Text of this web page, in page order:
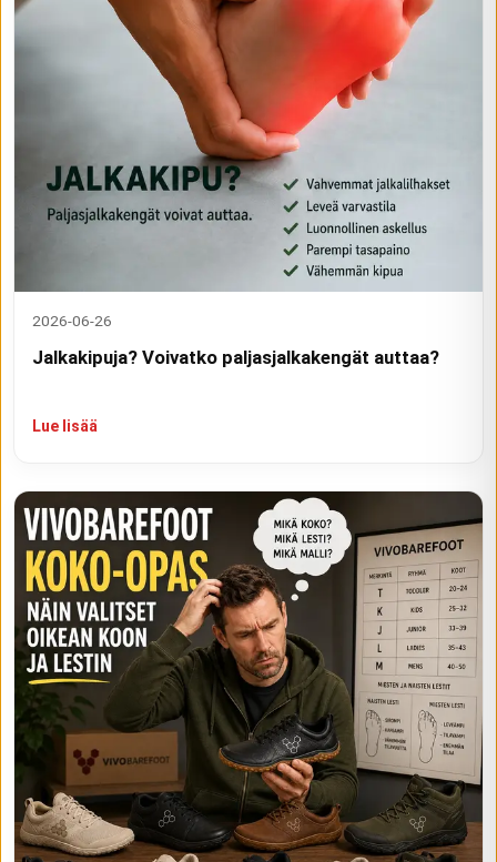
2026-06-26
Jalkakipuja? Voivatko paljasjalkakengät auttaa?
Lue lisää